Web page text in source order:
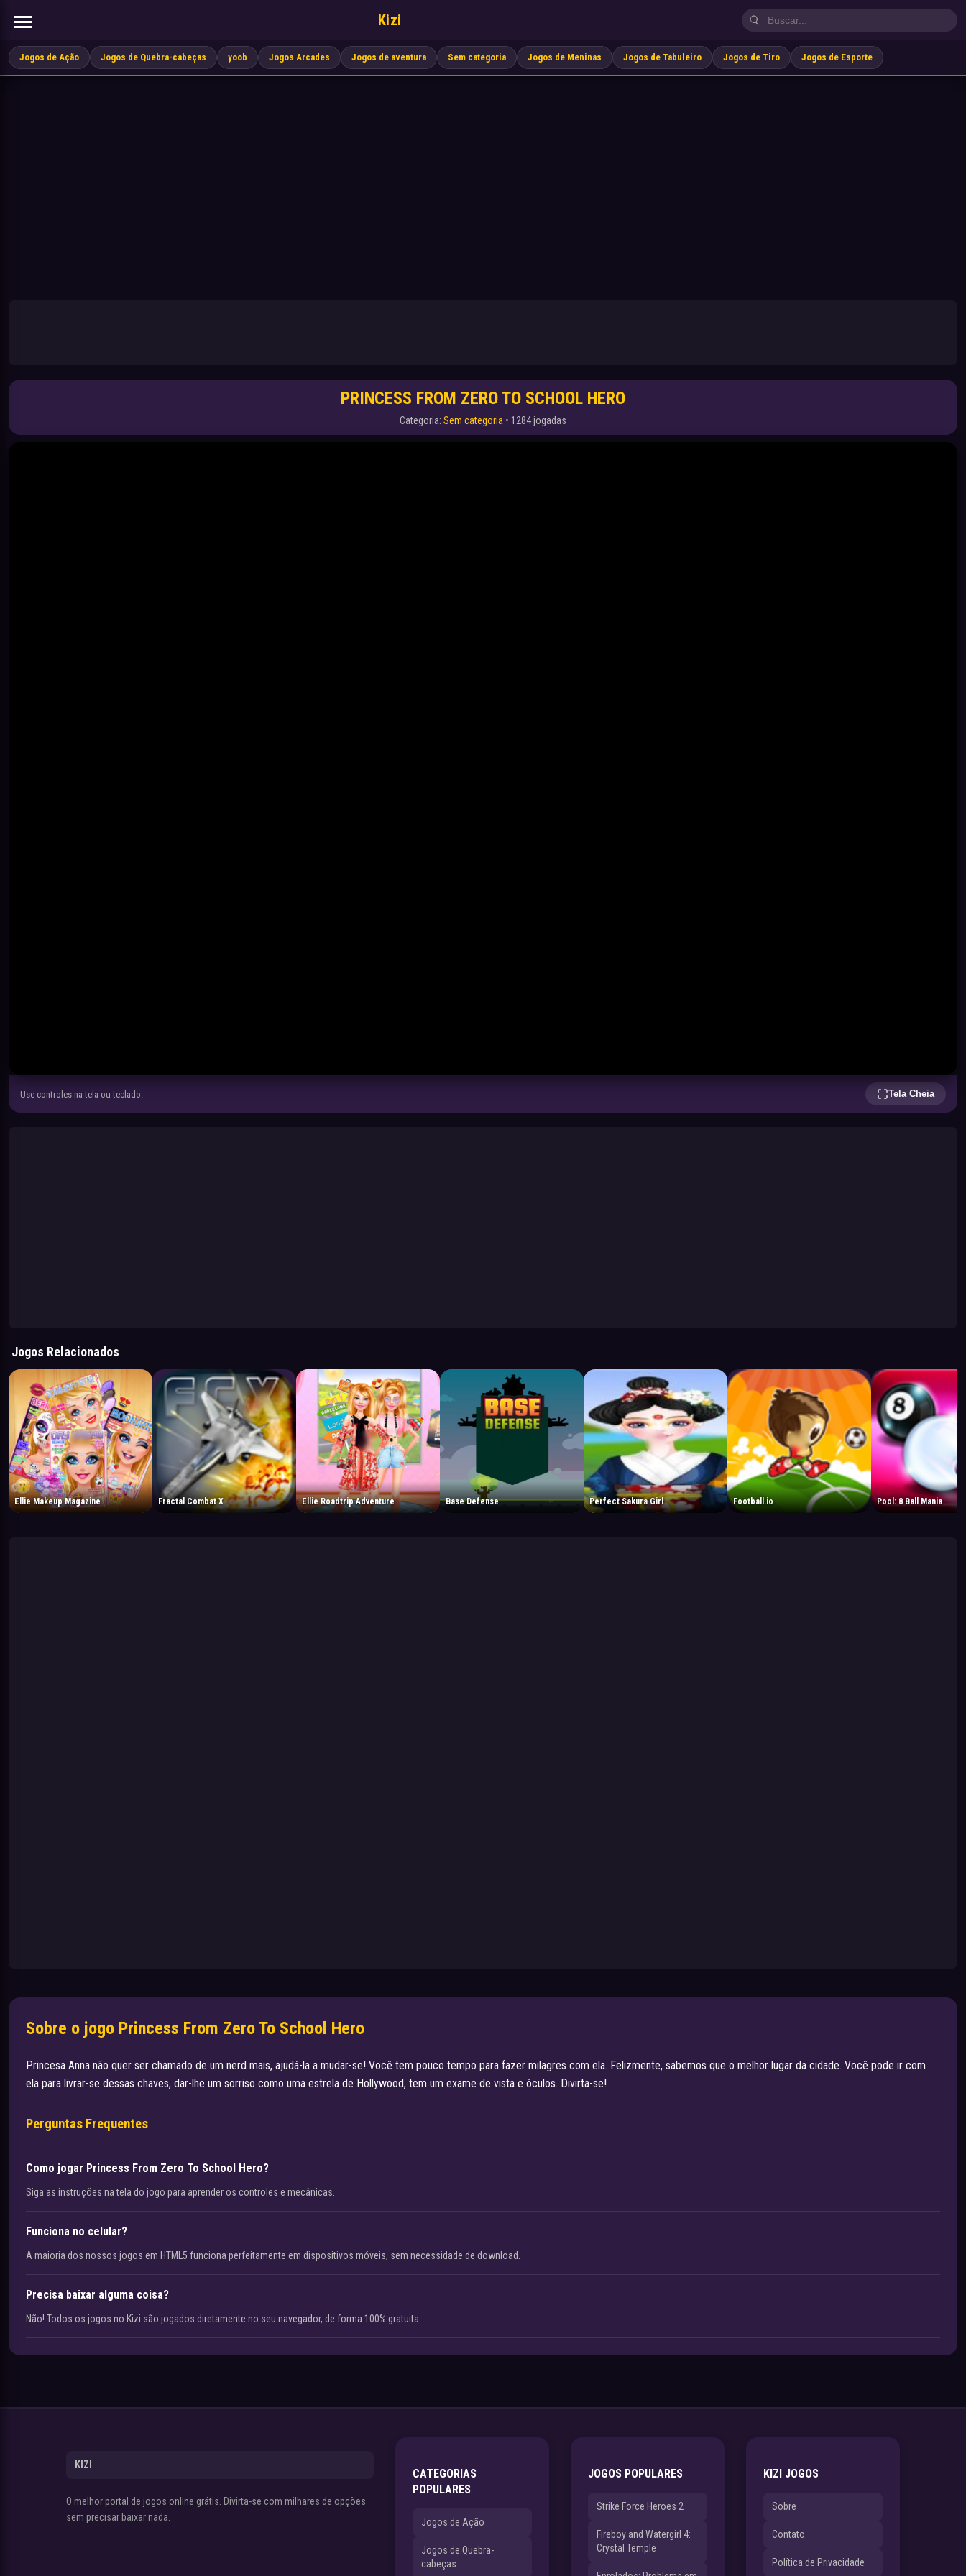
Kizi
Jogos de Ação Jogos de Quebra-cabeças yoob Jogos Arcades Jogos de aventura Sem categoria Jogos de Meninas Jogos de Tabuleiro Jogos de Tiro Jogos de Esporte
PRINCESS FROM ZERO TO SCHOOL HERO
Categoria: Sem categoria • 1284 jogadas
Use controles na tela ou teclado. Tela Cheia
Jogos Relacionados
Ellie Makeup Magazine Fractal Combat X Ellie Roadtrip Adventure Base Defense Perfect Sakura Girl Football.io Pool: 8 Ball Mania
Sobre o jogo Princess From Zero To School Hero
Princesa Anna não quer ser chamado de um nerd mais, ajudá-la a mudar-se! Você tem pouco tempo para fazer milagres com ela. Felizmente, sabemos que o melhor lugar da cidade. Você pode ir com
ela para livrar-se dessas chaves, dar-lhe um sorriso como uma estrela de Hollywood, tem um exame de vista e óculos. Divirta-se!
Perguntas Frequentes
Como jogar Princess From Zero To School Hero?
Siga as instruções na tela do jogo para aprender os controles e mecânicas.
Funciona no celular?
A maioria dos nossos jogos em HTML5 funciona perfeitamente em dispositivos móveis, sem necessidade de download.
Precisa baixar alguma coisa?
Não! Todos os jogos no Kizi são jogados diretamente no seu navegador, de forma 100% gratuita.
KIZI
O melhor portal de jogos online grátis. Divirta-se com milhares de opções
sem precisar baixar nada.
CATEGORIAS
POPULARES
Jogos de Ação
Jogos de Quebra-
cabeças
JOGOS POPULARES
Strike Force Heroes 2
Fireboy and Watergirl 4:
Crystal Temple
KIZI JOGOS
Sobre
Contato
Política de Privacidade